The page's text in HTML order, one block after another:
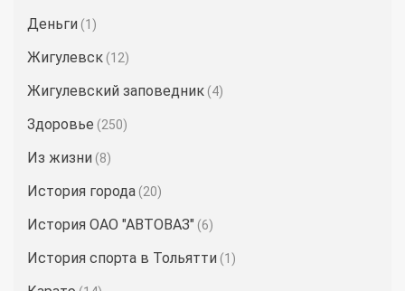
Деньги (1)
Жигулевск (12)
Жигулевский заповедник (4)
Здоровье (250)
Из жизни (8)
История города (20)
История ОАО "АВТОВАЗ" (6)
История спорта в Тольятти (1)